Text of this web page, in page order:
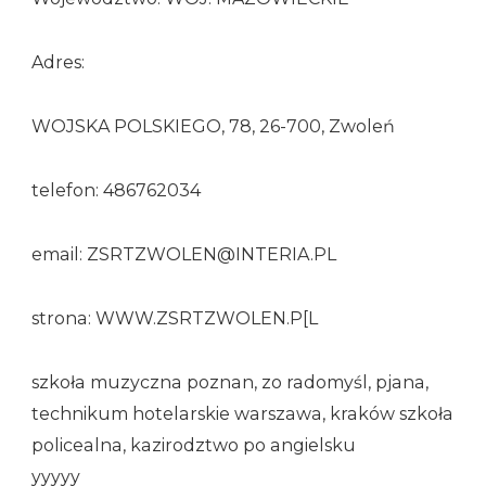
Adres:
WOJSKA POLSKIEGO, 78, 26-700, Zwoleń
telefon: 486762034
email: ZSRTZWOLEN@INTERIA.PL
strona: WWW.ZSRTZWOLEN.P[L
szkoła muzyczna poznan, zo radomyśl, pjana,
technikum hotelarskie warszawa, kraków szkoła
policealna, kazirodztwo po angielsku
yyyyy